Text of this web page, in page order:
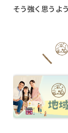
そう強く思うよ